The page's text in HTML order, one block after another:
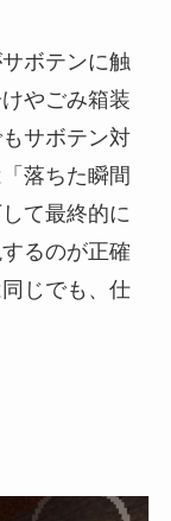
ボテンに触
やごみ箱装
サボテン対
落ちた瞬間
て最終的に
るのが正確
じでも、仕